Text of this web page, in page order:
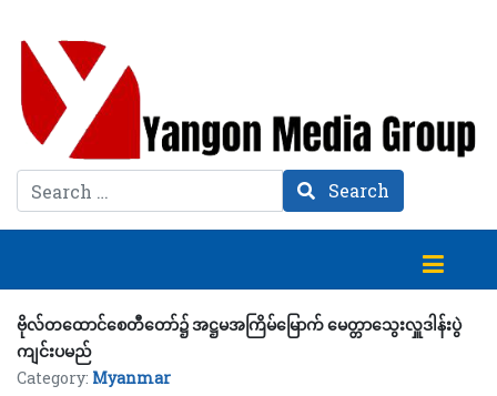
Search Search
ဗိုလ်တထောင်စေတီတော်၌ အဋ္ဌမအကြိမ်မြောက် မေတ္တာသွေးလှူဒါန်းပွဲ
ကျင်းပမည်
Category: Myanmar